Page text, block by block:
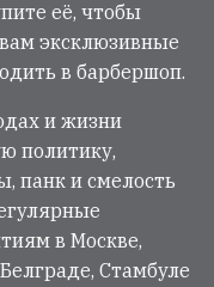
её, чтобы
эксклюзивные
в барбершоп.
и жизни
политику,
панк и смелость
в Москве,
Стамбуле